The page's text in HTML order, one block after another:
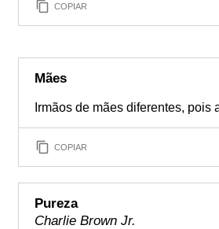
COPIAR
Mães
Irmãos de mães diferentes,
COPIAR
Pureza
Charlie Brown Jr.